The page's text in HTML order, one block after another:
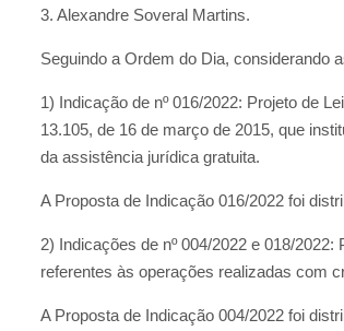
3. Alexandre Soveral Martins.
Seguindo a Ordem do Dia, considerando
1) Indicação de nº 016/2022: Projeto de
13.105, de 16 de março de 2015, que
da assistência jurídica gratuita.
A Proposta de Indicação 016/2022 foi
2) Indicações de nº 004/2022 e 018/
referentes às operações realizadas com
A Proposta de Indicação 004/2022 foi